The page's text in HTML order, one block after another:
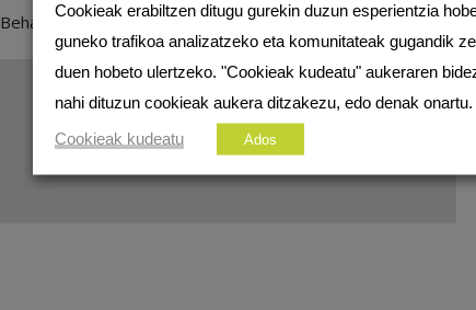
Beharrezko eremuak*markatuta daude
Cookieak erabiltzen ditugu gurekin duzun esperientzia
guneko trafikoa analizatzeko eta komunitateak gugandik
duen hobeto ulertzeko. "Cookieak kudeatu" aukeraren
nahi dituzun cookieak aukera ditzakezu, edo denak onartu.
Cookieak kudeatu Ados